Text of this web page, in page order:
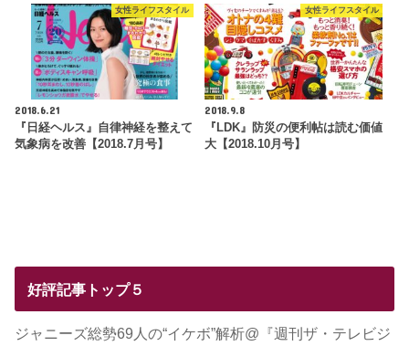
女性ライフスタイル
2018.6.21
『日経ヘルス』自律神経を整えて
気象病を改善【2018.7月号】
女性ライフスタイル
2018.9.8
『LDK』防災の便利帖は読む価値
大【2018.10月号】
好評記事トップ５
ジャニーズ総勢69人の“イケボ”解析@『週刊ザ・テレビジ